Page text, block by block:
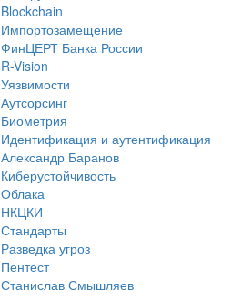
Blockchain
Импортозамещение
ФинЦЕРТ Банка России
R-Vision
Уязвимости
Аутсорсинг
Биометрия
Идентификация и аутентификация
Александр Баранов
Киберустойчивость
Облака
НКЦКИ
Стандарты
Разведка угроз
Пентест
Станислав Смышляев